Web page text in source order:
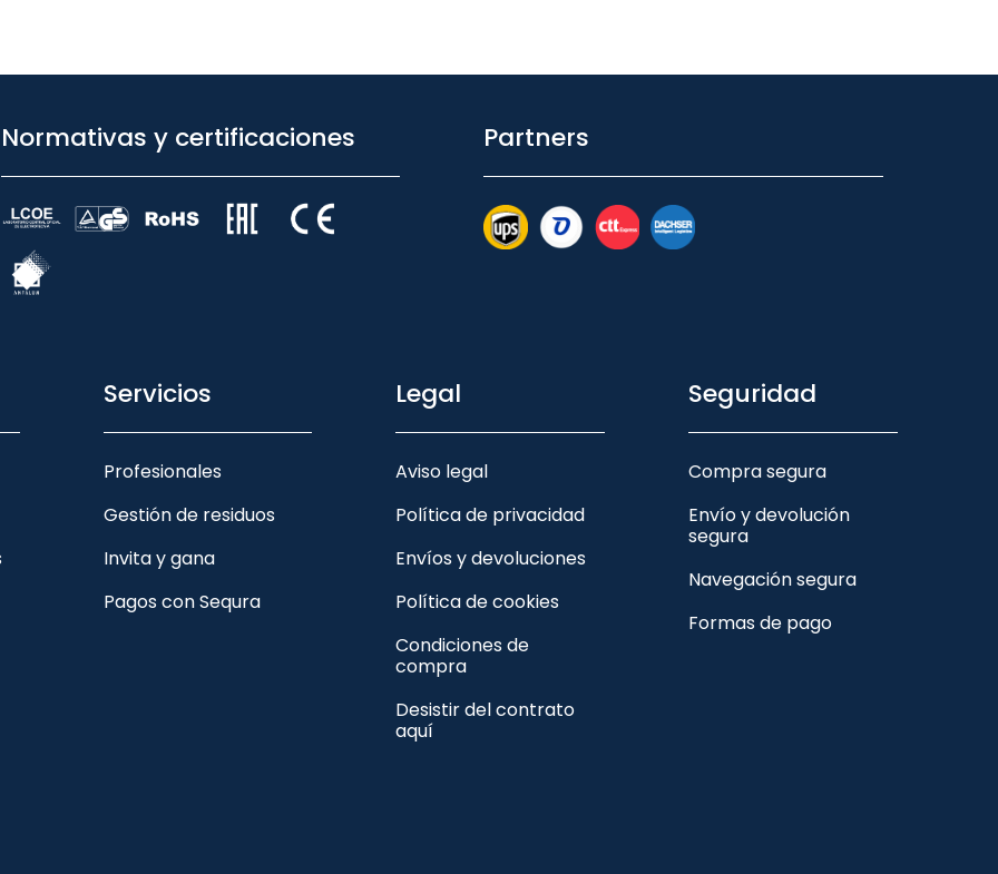
Normativas y certificaciones Partners
Servicios
Profesionales
Gestión de residuos
Invita y gana
Pagos con Sequra
Legal
Aviso legal
Política de privacidad
Envíos y devoluciones
Política de cookies
Condiciones de
compra
Desistir del contrato
aquí
Seguridad
Compra segura
Envío y devolución
segura
Navegación segura
Formas de pago